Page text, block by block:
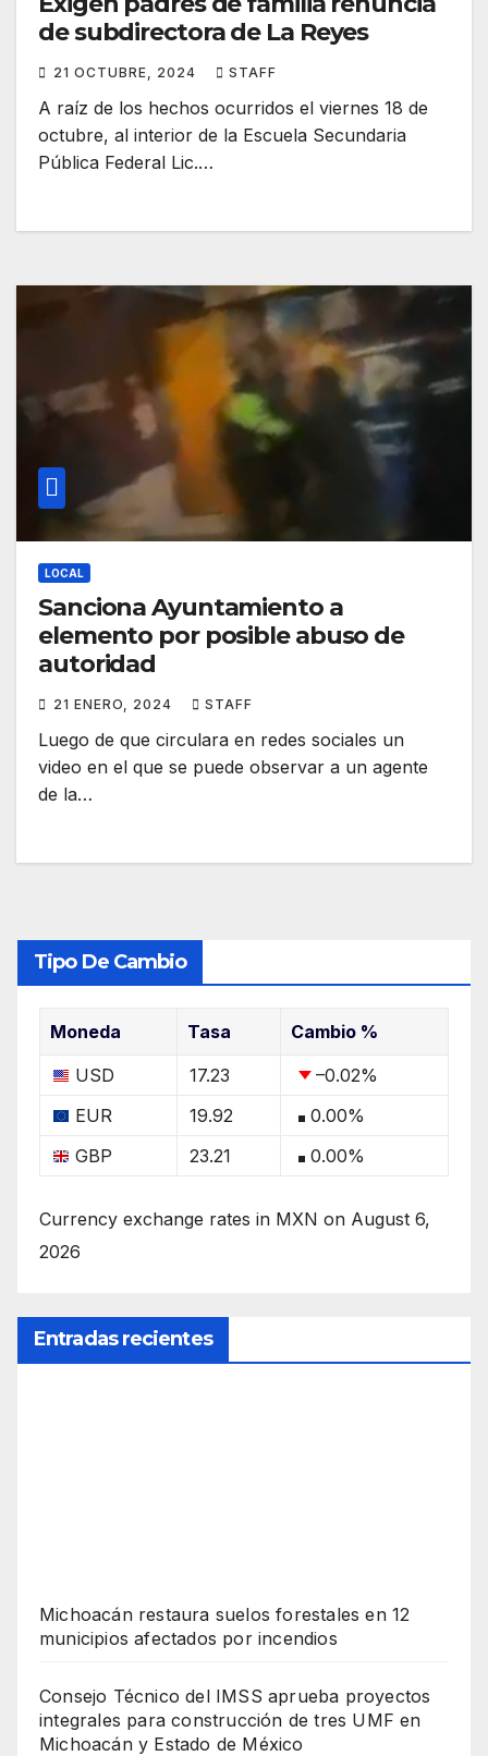
de subdirectora de La Reyes
21 OCTUBRE, 2024 STAFF
A raíz de los hechos ocurridos el viernes 18 de
octubre, al interior de la Escuela Secundaria
Pública Federal Lic.…
LOCAL
Sanciona Ayuntamiento a
elemento por posible abuso de
autoridad
21 ENERO, 2024 STAFF
Luego de que circulara en redes sociales un
video en el que se puede observar a un agente
de la…
Tipo De Cambio
Moneda Tasa
Cambio %
USD
17.23 –0.02%
EUR
19.92 0.00%
GBP
23.21 0.00%
Currency exchange rates in MXN on August 6,
2026
Entradas recientes
Michoacán restaura suelos forestales en 12
municipios afectados por incendios
Consejo Técnico del IMSS aprueba proyectos
integrales para construcción de tres UMF en
Michoacán y Estado de México